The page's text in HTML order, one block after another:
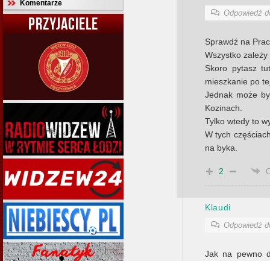
Komentarze
PRZYJACIELE
Odpowiedź
Sprawdź na
Wszystko
Skoro pytasz
mieszkanie po
Jednak może
Kozinach.
Tylko wtedy to
W tych
na byka.
2
Klaudi
Odpowiedź
Jak na pewno